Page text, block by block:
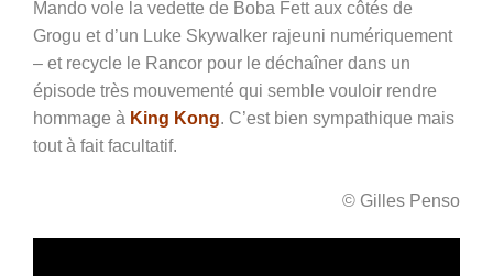
Mando vole la vedette de Boba Fett aux côtés de
Grogu et d’un Luke Skywalker rajeuni numériquement
– et recycle le Rancor pour le déchaîner dans un
épisode très mouvementé qui semble vouloir rendre
hommage à King Kong. C’est bien sympathique mais
tout à fait facultatif.
© Gilles Penso